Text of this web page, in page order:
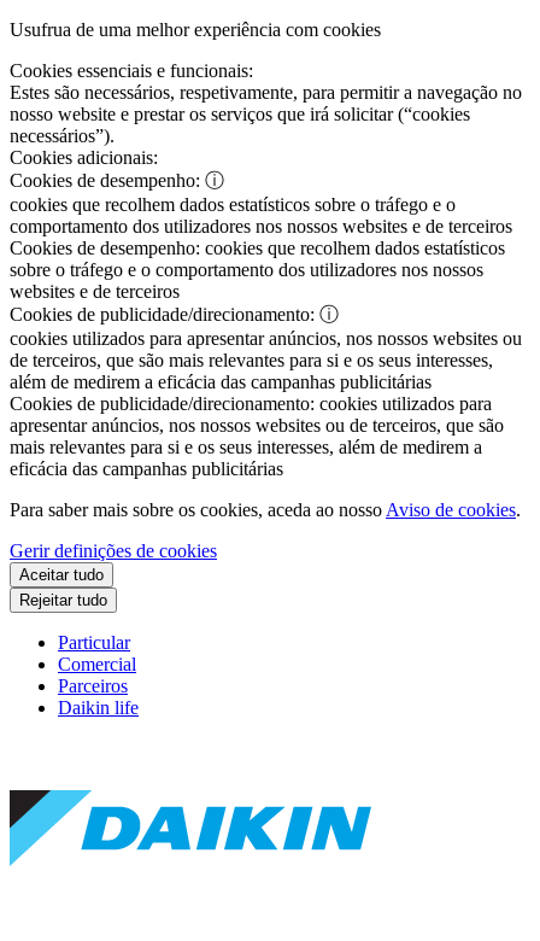
Usufrua de uma melhor experiência com cookies
Cookies essenciais e funcionais:
Estes são necessários, respetivamente, para permitir a navegação no
nosso website e prestar os serviços que irá solicitar (“cookies
necessários”).
Cookies adicionais:
Cookies de desempenho: ⓘ
cookies que recolhem dados estatísticos sobre o tráfego e o
comportamento dos utilizadores nos nossos websites e de terceiros
Cookies de desempenho: cookies que recolhem dados estatísticos
sobre o tráfego e o comportamento dos utilizadores nos nossos
websites e de terceiros
Cookies de publicidade/direcionamento: ⓘ
cookies utilizados para apresentar anúncios, nos nossos websites ou
de terceiros, que são mais relevantes para si e os seus interesses,
além de medirem a eficácia das campanhas publicitárias
Cookies de publicidade/direcionamento: cookies utilizados para
apresentar anúncios, nos nossos websites ou de terceiros, que são
mais relevantes para si e os seus interesses, além de medirem a
eficácia das campanhas publicitárias
Para saber mais sobre os cookies, aceda ao nosso Aviso de cookies.
Gerir definições de cookies
Aceitar tudo
Rejeitar tudo
Particular
Comercial
Parceiros
Daikin life